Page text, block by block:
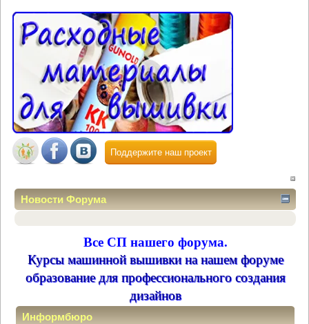
Поддержите наш проект
Новости Форума
Все СП нашего форума.
Курсы машинной вышивки на нашем форуме
образование для профессионального создания
дизайнов
Информбюро